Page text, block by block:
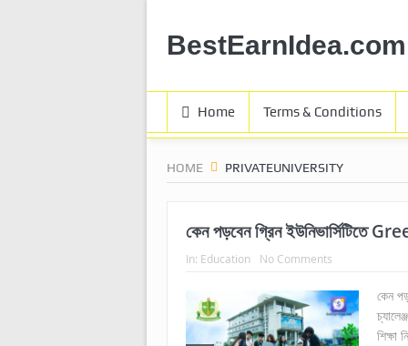
BestEarnIdea.com
Home Terms & Conditions
HOME PRIVATEUNIVERSITY
কেন পড়বেন গ্রিন ইউনিভার্সিটিতে
In: Education No Comments
কেন
শিক্ষা